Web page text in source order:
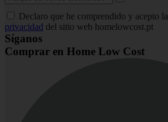
Declaro que he comprendido y acepto la
privacidad del sitio web homelowcost.pt
Síganos
Comprar en Home Low Cost